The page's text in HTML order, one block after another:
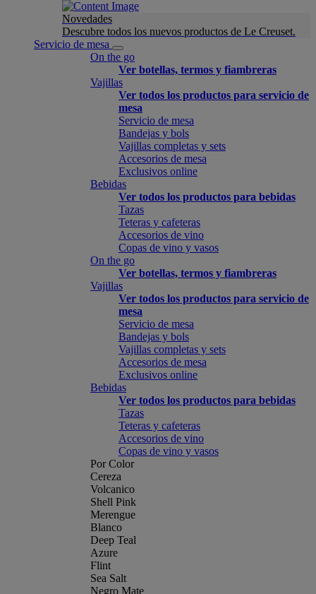
Novedades
Descubre todos los nuevos productos de Le Creuset.
Servicio de mesa
On the go
Ver botellas, termos y fiambreras
Vajillas
Ver todos los productos para servicio de
mesa
Servicio de mesa
Bandejas y bols
Vajillas completas y sets
Accesorios de mesa
Exclusivos online
Bebidas
Ver todos los productos para bebidas
Tazas
Teteras y cafeteras
Accesorios de vino
Copas de vino y vasos
On the go
Ver botellas, termos y fiambreras
Vajillas
Ver todos los productos para servicio de
mesa
Servicio de mesa
Bandejas y bols
Vajillas completas y sets
Accesorios de mesa
Exclusivos online
Bebidas
Ver todos los productos para bebidas
Tazas
Teteras y cafeteras
Accesorios de vino
Copas de vino y vasos
Por Color
Cereza
Volcanico
Shell Pink
Merengue
Blanco
Deep Teal
Azure
Flint
Sea Salt
Negro Mate